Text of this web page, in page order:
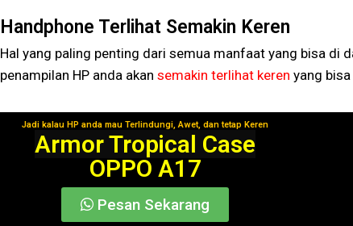
Handphone Terlihat Semakin Keren
Hal yang paling penting dari semua manfaat yang bisa di
penampilan HP anda akan semakin terlihat keren yang bisa
Jadi kalau HP anda mau Terlindungi, Awet, dan tetap Keren
Segera Gunakan!
Armor Tropical Case
OPPO A17
Pesan Sekarang